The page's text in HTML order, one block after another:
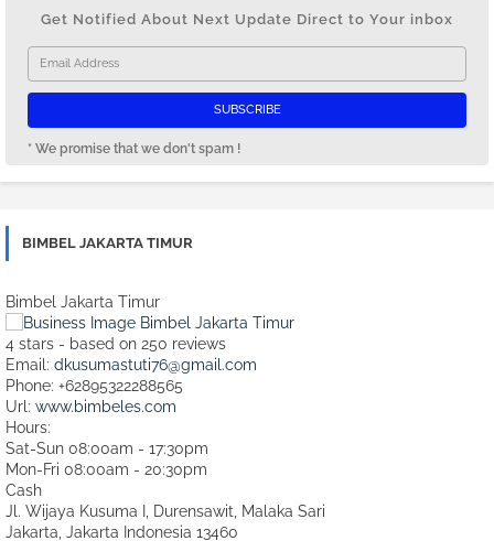
Get Notified About Next Update Direct to Your inbox
* We promise that we don't spam !
BIMBEL JAKARTA TIMUR
Bimbel Jakarta Timur
4 stars - based on 250 reviews
Email: dkusumastuti76@gmail.com
Phone: +62895322288565
Url: www.bimbeles.com
Hours:
Sat-Sun 08:00am - 17:30pm
Mon-Fri 08:00am - 20:30pm
Cash
Jl. Wijaya Kusuma I, Durensawit, Malaka Sari
Jakarta Jakarta Indonesia 13460